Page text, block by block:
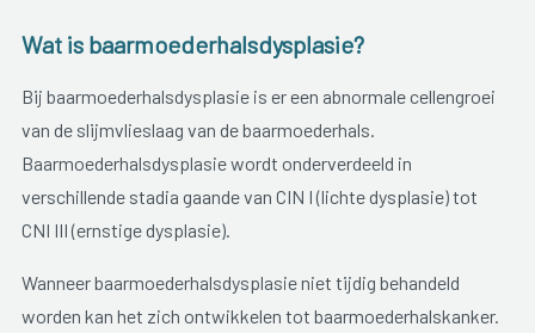
Wat is baarmoederhalsdysplasie?
Bij baarmoederhalsdysplasie is er een abnormale cellengroei
van de slijmvlieslaag van de baarmoederhals.
Baarmoederhalsdysplasie wordt onderverdeeld in
verschillende stadia gaande van CIN I (lichte dysplasie) tot
CNI III (ernstige dysplasie).
Wanneer baarmoederhalsdysplasie niet tijdig behandeld
worden kan het zich ontwikkelen tot baarmoederhalskanker.